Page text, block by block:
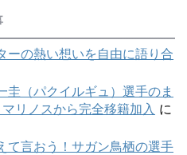
ーの熱い想いを自由に語り合
圭（パクイルギュ）選手のま
リノスから完全移籍加入 に
て言おう！サガン鳥栖の選手